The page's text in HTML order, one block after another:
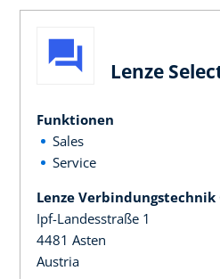
Lenze
Funktionen
Sales
Service
Lenze Verbindungstechnik
Ipf-Landesstraße 1
4481 Asten
Austria